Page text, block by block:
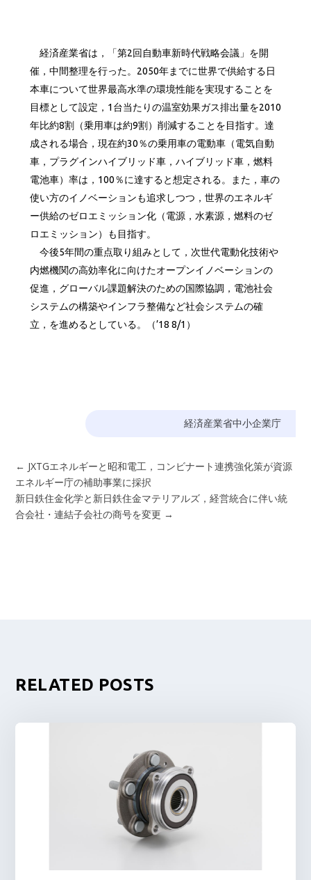
経済産業省は，「第2回自動車新時代戦略会議」を開
催，中間整理を行った。2050年までに世界で供給する日
本車について世界最高水準の環境性能を実現することを
目標として設定，1台当たりの温室効果ガス排出量を2010
年比約8割（乗用車は約9割）削減することを目指す。達
成される場合，現在約30％の乗用車の電動車（電気自動
車，プラグインハイブリッド車，ハイブリッド車，燃料
電池車）率は，100％に達すると想定される。また，車の
使い方のイノベーションも追求しつつ，世界のエネルギ
ー供給のゼロエミッション化（電源，水素源，燃料のゼ
ロエミッション）も目指す。
今後5年間の重点取り組みとして，次世代電動化技術や
内燃機関の高効率化に向けたオープンイノベーションの
促進，グローバル課題解決のための国際協調，電池社会
システムの構築やインフラ整備など社会システムの確
立，を進めるとしている。（’18 8/1）
経済産業省中小企業庁
← JXTGエネルギーと昭和電工，コンビナート連携強化策が資源
エネルギー庁の補助事業に採択
新日鉄住金化学と新日鉄住金マテリアルズ，経営統合に伴い統
合会社・連結子会社の商号を変更 →
RELATED POSTS